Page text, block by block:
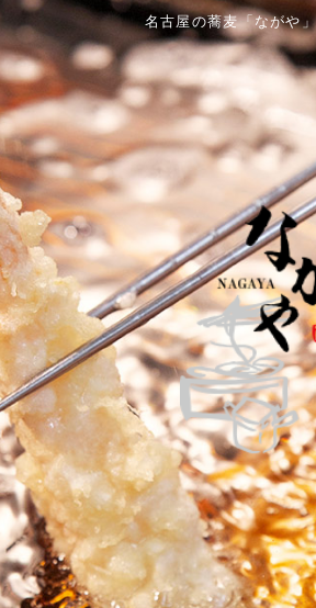
名古屋の蕎麦「ながや